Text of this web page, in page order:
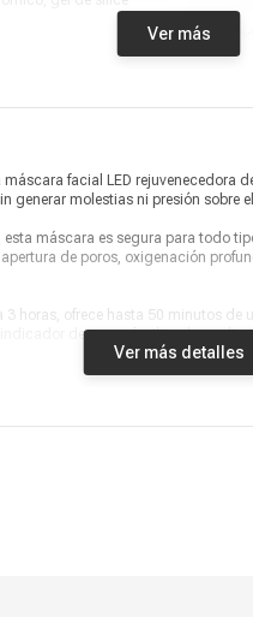
Ver más
facial LED rejuvenecedora
generar molestias ni presión sobre
máscara es segura para todo
de poros, oxigenación
horas, ofrece hasta 50 minutos
de carga facilita el uso
Ver más detalles